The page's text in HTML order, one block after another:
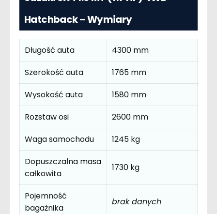
Hatchback – Wymiary
Długość auta
4300 mm
Szerokość auta
1765 mm
Wysokość auta
1580 mm
Rozstaw osi
2600 mm
Waga samochodu
1245 kg
Dopuszczalna masa
całkowita
1730 kg
Pojemność
bagażnika
brak danych